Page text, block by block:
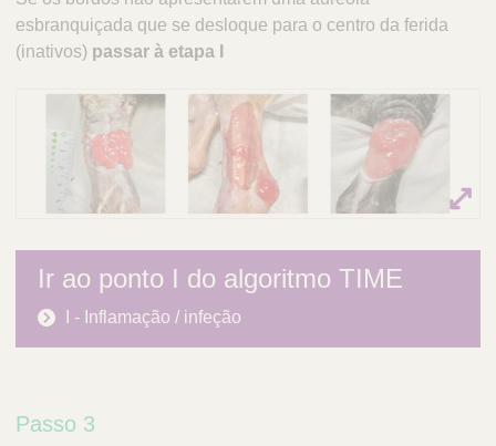
esbranquiçada que se desloque para o centro da ferida
(inativos) passar à etapa I
Ir ao ponto I do algoritmo TIME
I - Inflamação / infeção
Passo 3